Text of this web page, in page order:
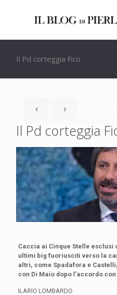
Il Pd corteggia Fico
Il Pd corteggia
Caccia ai Cinque Stelle
ultimi big fuoriusciti verso la
altri, come Spadafora e
con Di Maio dopo l’accordo
ILARIO LOMBARDO